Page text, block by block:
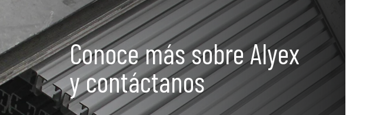
Conoce más sobre Alyex
y contáctanos